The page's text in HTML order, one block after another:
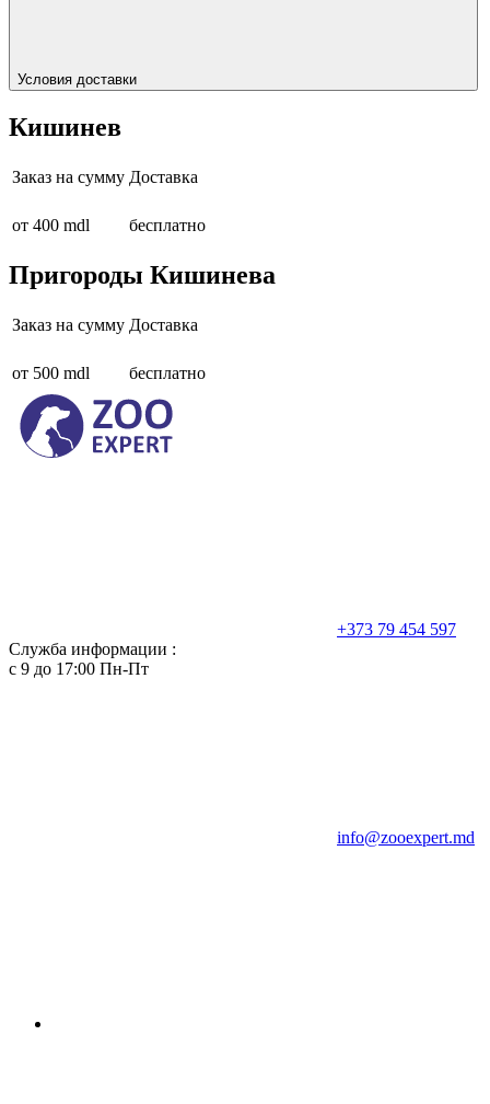
Условия доставки
Кишинев
Заказ на сумму Доставка
от 400 mdl бесплатно
Пригороды Кишинева
Заказ на сумму Доставка
от 500 mdl бесплатно
+373 79 454 597
Служба информации :
с 9 до 17:00 Пн-Пт
info@zooexpert.md